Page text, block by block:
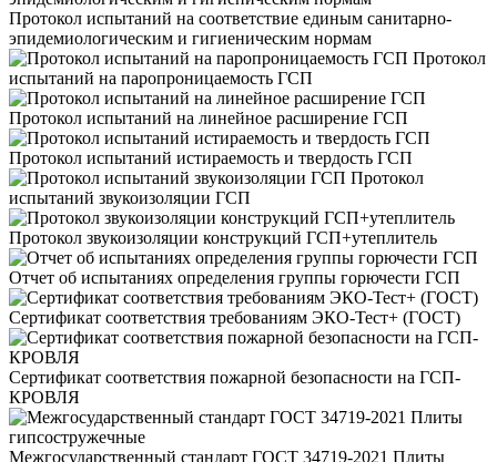
Протокол испытаний на соответствие единым санитарно-
эпидемиологическим и гигиеническим нормам
Протокол
испытаний на паропроницаемость ГСП
Протокол испытаний на линейное расширение ГСП
Протокол испытаний истираемость и твердость ГСП
Протокол
испытаний звукоизоляции ГСП
Протокол звукоизоляции конструкций ГСП+утеплитель
Отчет об испытаниях определения группы горючести ГСП
Сертификат соответствия требованиям ЭКО-Тест+ (ГОСТ)
Сертификат соответствия пожарной безопасности на ГСП-
КРОВЛЯ
Межгосударственный стандарт ГОСТ 34719-2021 Плиты